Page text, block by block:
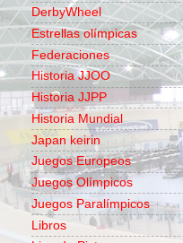
DerbyWheel
Estrellas olímpicas
Federaciones
Historia JJOO
Historia JJPP
Historia Mundial
Japan keirin
Juegos Europeos
Juegos Olímpicos
Juegos Paralímpicos
Libros